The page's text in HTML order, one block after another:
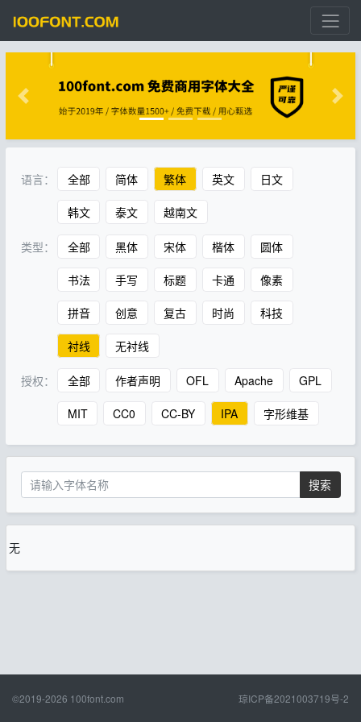
语言： 全部 简体 繁体 英文 日文
韩文 泰文 越南文
类型： 全部 黑体 宋体 楷体 圆体
书法 手写 标题 卡通 像素
拼音 创意 复古 时尚 科技
衬线 无衬线
授权： 全部 作者声明 OFL Apache GPL
MIT CC0 CC-BY IPA 字形维基
搜索
无
©2019-2026 100font.com 琼ICP备2021003719号-2